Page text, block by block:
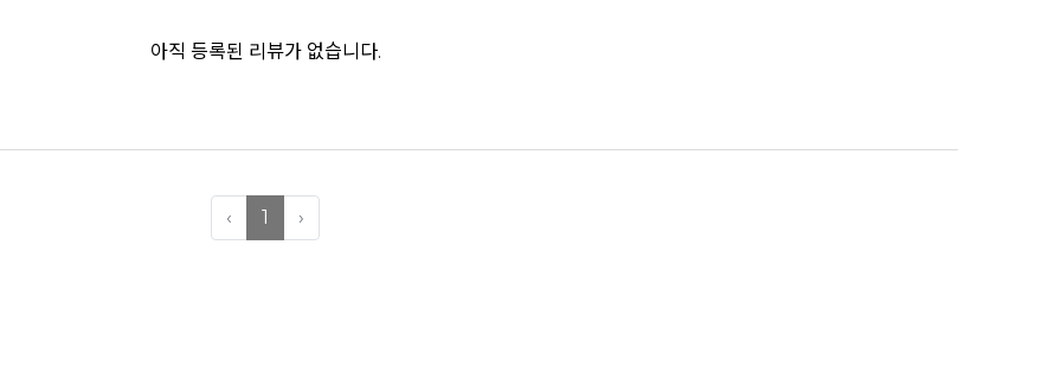
아직 등록된 리뷰가 없습니다.
‹ 1 ›